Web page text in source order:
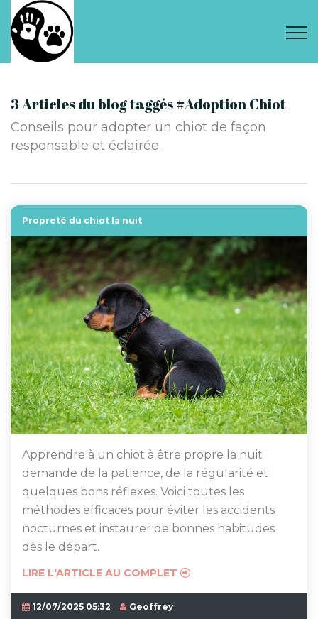
3 Articles du blog taggés #Adoption Chiot
Conseils pour adopter un chiot de façon
responsable et éclairée.
Propreté du chiot la nuit
Apprendre à un chiot à être propre la nuit
demande de la patience, de la régularité et
quelques bons réflexes. Voici toutes les
méthodes efficaces pour éviter les accidents
nocturnes et instaurer de bonnes habitudes
dès le départ.
LIRE L'ARTICLE AU COMPLET
12/07/2025 05:32 Geoffrey